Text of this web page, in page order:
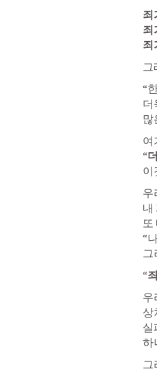
죄
죄
죄
그
“
더
많
“
이
우
내
또
“
그
“
우
상
실
하
그